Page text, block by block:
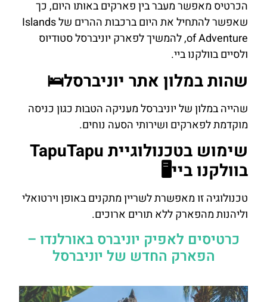
הכרטיס מאפשר מעבר בין פארקים באותו היום, כך
שאפשר להתחיל את היום ברכבות ההרים של Islands
of Adventure, להמשיך לפארק יוניברסל סטודיוס
ולסיים בוולקנו ביי.
שהות במלון אתר יוניברסל🛌
שהייה במלון של יוניברסל מעניקה הטבות כגון כניסה
מוקדמת לפארקים ושירותי הסעה נוחים.
שימוש בטכנולוגיית TapuTapu
בוולקנו ביי🖥️
טכנולוגיה זו מאפשרת לשריין מתקנים באופן וירטואלי
וליהנות מהפארק ללא תורים ארוכים.
כרטיסים לאפיק יוניברס באורלנדו –
הפארק החדש של יוניברסל